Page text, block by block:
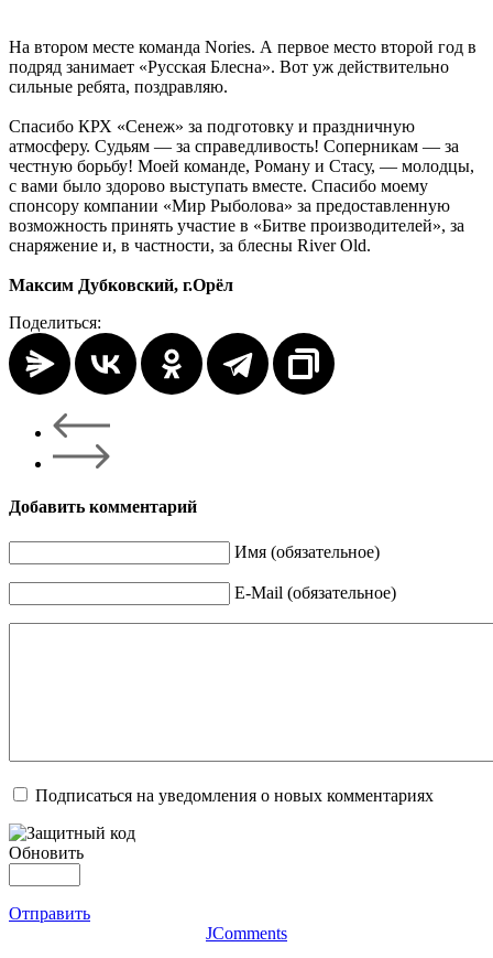
На втором месте команда Nories. А первое место второй год в
подряд занимает «Русская Блесна». Вот уж действительно
сильные ребята, поздравляю.
Спасибо КРХ «Сенеж» за подготовку и праздничную
атмосферу. Судьям — за справедливость! Соперникам — за
честную борьбу! Моей команде, Роману и Стасу, — молодцы,
с вами было здорово выступать вместе. Спасибо моему
спонсору компании «Мир Рыболова» за предоставленную
возможность принять участие в «Битве производителей», за
снаряжение и, в частности, за блесны River Old.
Максим Дубковский, г.Орёл
Поделиться:
Добавить комментарий
Имя (обязательное)
E-Mail (обязательное)
Подписаться на уведомления о новых комментариях
Обновить
Отправить
JComments